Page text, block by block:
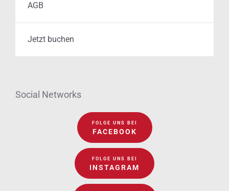
AGB
Jetzt buchen
Social Networks
FOLGE UNS BEI
FACEBOOK
FOLGE UNS BEI
INSTAGRAM